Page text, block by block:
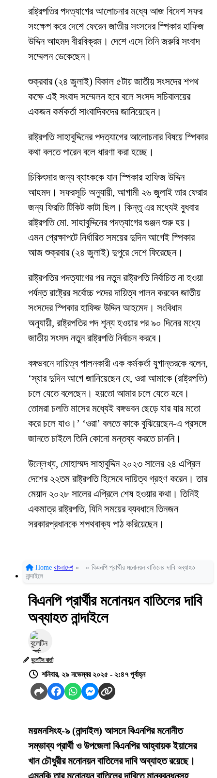
রাষ্ট্রপতির পদত্যাগের আলোচনার মধ্যে আজ বিদেশ সফর
সংক্ষেপ করে দেশে ফেরেন জাতীয় সংসদের স্পিকার হাফিজ
উদ্দিন আহমদ বীরবিক্রম। দেশে এসে তিনি জরুরি সংবাদ
সম্মেলন ডেকেছেন।
শুক্রবার (২৪ জুলাই) বিকাল ৫টায় জাতীয় সংসদের শপথ
কক্ষে এই সংবাদ সম্মেলন হবে বলে সংসদ সচিবালয়ের
একজন কর্মকর্তা সাংবাদিকদের জানিয়েছেন।
রাষ্ট্রপতি সাহাবুদ্দিনের পদত্যাগের আলোচনার বিষয়ে স্পিকার
কথা বলতে পারেন বলে ধারণা করা হচ্ছে।
চিকিৎসার জন্য ব্যাংককে যান স্পিকার হাফিজ উদ্দিন
আহমদ। সফরসূচি অনুযায়ী, আগামী ২৬ জুলাই তার ফেরার
জন্য ফিরতি টিকিট কাটা ছিল। কিন্তু এর মধ্যেই বুধবার
রাষ্ট্রপতি মো. সাহাবুদ্দিনের পদত্যাগের গুঞ্জন শুরু হয়।
এমন প্রেক্ষাপটে নির্ধারিত সময়ের দুদিন আগেই স্পিকার
আজ শুক্রবার (২৪ জুলাই) দুপুরে দেশে ফিরেছেন।
রাষ্ট্রপতির পদত্যাগের পর নতুন রাষ্ট্রপতি নির্বাচিত না হওয়া
পর্যন্ত রাষ্ট্রের সর্বোচ্চ পদের দায়িত্ব পালন করবেন জাতীয়
সংসদের স্পিকার হাফিজ উদ্দিন আহমেদ। সংবিধান
অনুযায়ী, রাষ্ট্রপতির পদ শূন্য হওয়ার পর ৯০ দিনের মধ্যে
জাতীয় সংসদ নতুন রাষ্ট্রপতি নির্বাচন করবে।
বঙ্গভবনে দায়িত্ব পালনকারী এক কর্মকর্তা যুগান্তরকে বলেন,
‘স্যার দুদিন আগে জানিয়েছেন যে, ওরা আমাকে (রাষ্ট্রপতি)
চলে যেতে বলেছেন। হয়তো আমার চলে যেতে হবে।
তোমরা চলতি মাসের মধ্যেই বঙ্গভবন ছেড়ে যার যার মতো
করে চলে যাও।’ ‘ওরা’ বলতে কাকে বুঝিয়েছেন-এ প্রসঙ্গে
জানতে চাইলে তিনি কোনো মন্তব্য করতে চাননি।
উল্লেখ্য, মোহাম্মদ সাহাবুদ্দিন ২০২৩ সালের ২৪ এপ্রিল
দেশের ২২তম রাষ্ট্রপতি হিসেবে দায়িত্ব গ্রহণ করেন। তার
মেয়াদ ২০২৮ সালের এপ্রিলে শেষ হওয়ার কথা। তিনিই
একমাত্র রাষ্ট্রপতি, যিনি সময়ের ব্যবধানে তিনজন
সরকারপ্রধানকে শপথবাক্য পাঠ করিয়েছেন।
Home বাংলাদেশ » » বিএনপি প্রার্থীর মনোনয়ন বাতিলের দাবি অব্যাহত
নান্দাইলে
বিএনপি প্রার্থীর মনোনয়ন বাতিলের দাবি
অব্যাহত নান্দাইলে
বুলেটিন বার্তা
শনিবার, ২৯ নভেম্বর ২০২৫ - ২:৪৭ পূর্বাহ্ন
ময়মনসিংহ-৯ (নান্দাইল) আসনে বিএনপির মনোনীত
সম্ভাব্য প্রার্থী ও উপজেলা বিএনপির আহ্বায়ক ইয়াসের
খান চৌধুরীর মনোনয়ন বাতিলের দাবি অব্যাহত রয়েছে।